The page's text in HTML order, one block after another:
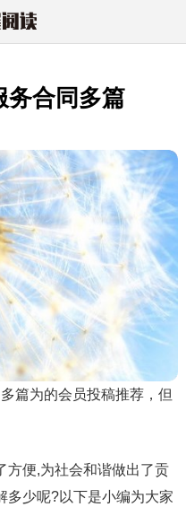
务合同多篇
篇为的会员投稿推荐，但
方便,为社会和谐做出了贡
多少呢?以下是小编为大家